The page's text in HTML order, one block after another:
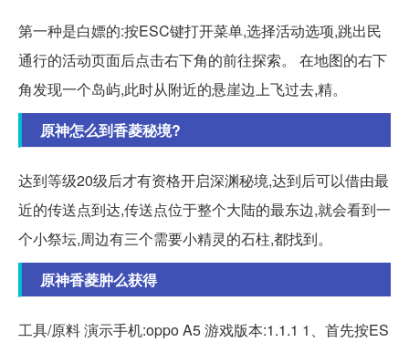
第一种是白嫖的:按ESC键打开菜单,选择活动选项,跳出民
通行的活动页面后点击右下角的前往探索。 在地图的右下
角发现一个岛屿,此时从附近的悬崖边上飞过去,精。
原神怎么到香菱秘境?
达到等级20级后才有资格开启深渊秘境,达到后可以借由最
近的传送点到达,传送点位于整个大陆的最东边,就会看到一
个小祭坛,周边有三个需要小精灵的石柱,都找到。
原神香菱肿么获得
工具/原料 演示手机:oppo A5 游戏版本:1.1.1 1、首先按ES